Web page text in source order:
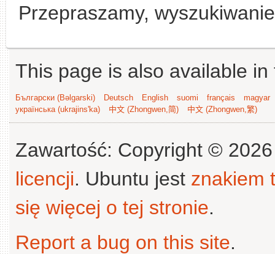
Przepraszamy,
This page is also available
Български (Bəlgarski) Deutsch English suomi français
magyar
українська (ukrajins'ka)
中文 (Zhongwen,简) 中文 (Zhongwen,繁)
Zawartość: Copyright ©
licencji. Ubuntu jest znakiem
się więcej o tej stronie.
Report a bug on this site.